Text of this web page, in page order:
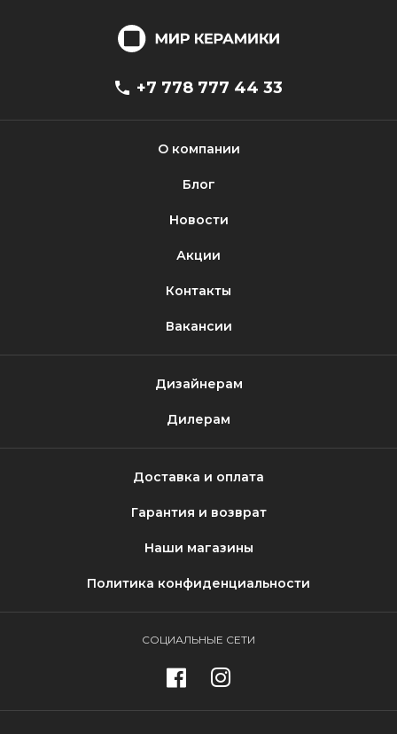
+7 778 777 44 33
О компании
Блог
Новости
Акции
Контакты
Вакансии
Дизайнерам
Дилерам
Доставка и оплата
Гарантия и возврат
Наши магазины
Политика конфиденциальности
СОЦИАЛЬНЫЕ СЕТИ